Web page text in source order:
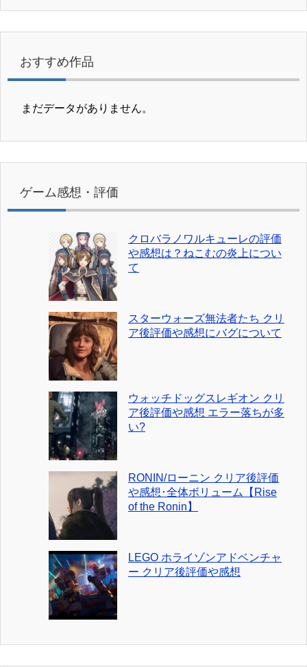
おすすめ作品
まだデータがありません。
ゲーム感想・評価
クロバラノワルキューレの評価
や感想は？ねこむの炎上につい
て
スターウォーズ無法者たち クリ
ア後評価や感想にバグについて
ウォッチドッグスレギオン クリ
ア後評価や感想 エラー落ちが多
い?
RONIN/ローニン クリア後評価
や感想･全体ボリューム【Rise
of the Ronin】
LEGO ホライゾンアドベンチャ
ー クリア後評価や感想